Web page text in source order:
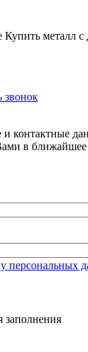
металл с
звонок
и контактные
в ближайшее
персональных
заполнения